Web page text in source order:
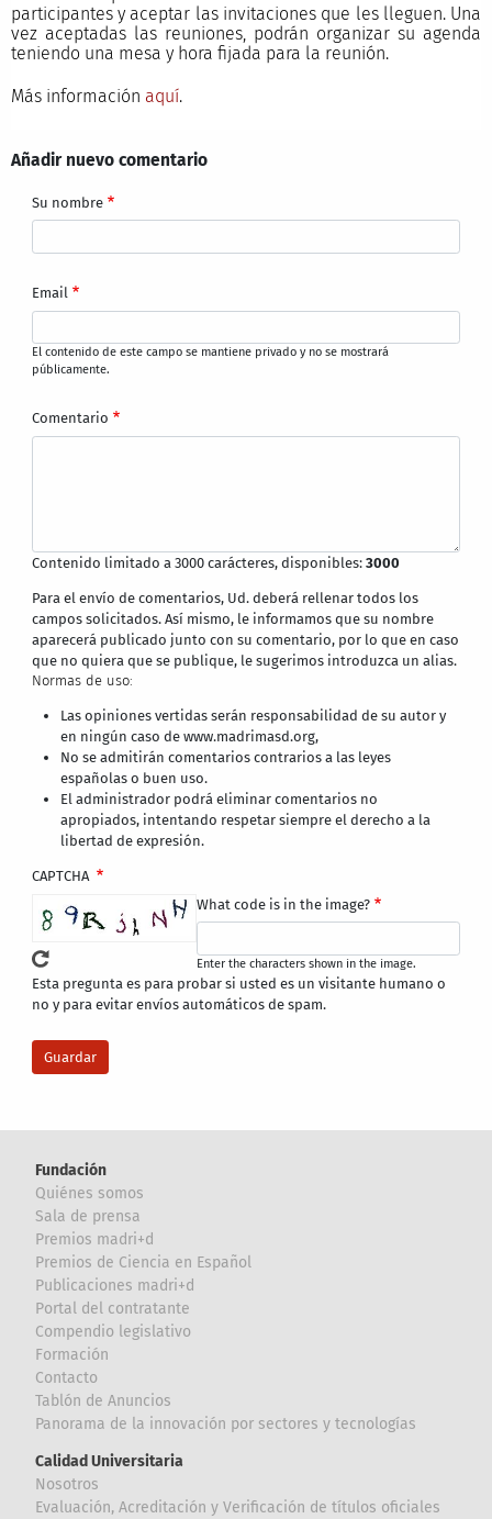
participantes y aceptar las invitaciones que les lleguen. Una
vez aceptadas las reuniones, podrán organizar su agenda
teniendo una mesa y hora fijada para la reunión.
Más información aquí.
Añadir nuevo comentario
Su nombre
Email
El contenido de este campo se mantiene privado y no se mostrará
públicamente.
Comentario
Contenido limitado a 3000 carácteres, disponibles:3000
Para el envío de comentarios, Ud. deberá rellenar todos los
campos solicitados. Así mismo, le informamos que su nombre
aparecerá publicado junto con su comentario, por lo que en caso
que no quiera que se publique, le sugerimos introduzca un alias.
Normas de uso:
Las opiniones vertidas serán responsabilidad de su autor y
en ningún caso de www.madrimasd.org,
No se admitirán comentarios contrarios a las leyes
españolas o buen uso.
El administrador podrá eliminar comentarios no
apropiados, intentando respetar siempre el derecho a la
libertad de expresión.
CAPTCHA
What code is in the image?
Enter the characters shown in the image.
Esta pregunta es para probar si usted es un visitante humano o
no y para evitar envíos automáticos de spam.
Fundación
Quiénes somos
Sala de prensa
Premios madri+d
Premios de Ciencia en Español
Publicaciones madri+d
Portal del contratante
Compendio legislativo
Formación
Contacto
Tablón de Anuncios
Panorama de la innovación por sectores y tecnologías
Calidad Universitaria
Nosotros
Evaluación, Acreditación y Verificación de títulos oficiales